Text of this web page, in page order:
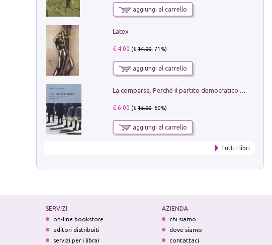
aggiungi al carrello
Latex
€ 4.00 (€14.00- 71%)
aggiungi al carrello
€ 6.00 (€15.00- 60%)
aggiungi al carrello
Tutti i libri
SERVIZI
on-line bookstore
editori distribuiti
servizi per i librai
AZIENDA
chi siamo
dove siamo
contattaci